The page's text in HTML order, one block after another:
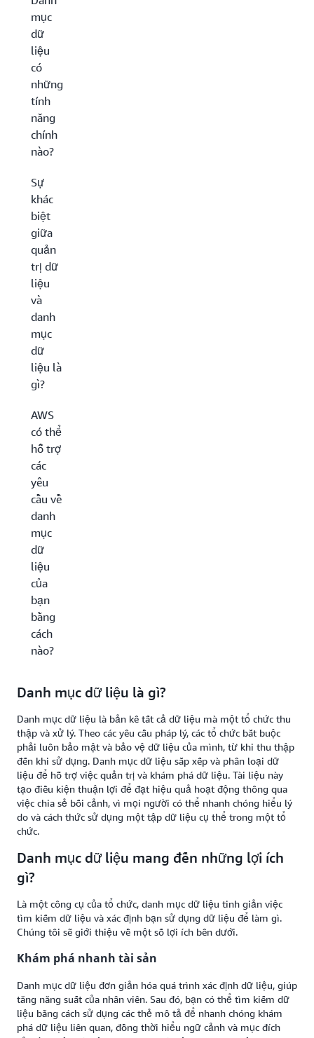
mục
dữ
liệu
có
những
tính
năng
chính
nào?
Sự
khác
biệt
giữa
quản
trị dữ
liệu
và
danh
mục
dữ
liệu là
gì?
AWS
có thể
hỗ trợ
các
yêu
cầu về
danh
mục
dữ
liệu
của
bạn
bằng
cách
nào?
Danh mục dữ liệu là gì?
Danh mục dữ liệu là bản kê tất cả dữ liệu mà một tổ chức thu
thập và xử lý. Theo các yêu cầu pháp lý, các tổ chức bắt buộc
phải luôn bảo mật và bảo vệ dữ liệu của mình, từ khi thu thập
đến khi sử dụng. Danh mục dữ liệu sắp xếp và phân loại dữ
liệu để hỗ trợ việc quản trị và khám phá dữ liệu. Tài liệu này
tạo điều kiện thuận lợi để đạt hiệu quả hoạt động thông qua
việc chia sẻ bối cảnh, vì mọi người có thể nhanh chóng hiểu lý
do và cách thức sử dụng một tập dữ liệu cụ thể trong một tổ
chức.
Danh mục dữ liệu mang đến những lợi ích
gì?
Là một công cụ của tổ chức, danh mục dữ liệu tinh giản việc
tìm kiếm dữ liệu và xác định bạn sử dụng dữ liệu để làm gì.
Chúng tôi sẽ giới thiệu về một số lợi ích bên dưới.
Khám phá nhanh tài sản
Danh mục dữ liệu đơn giản hóa quá trình xác định dữ liệu, giúp
tăng năng suất của nhân viên. Sau đó, bạn có thể tìm kiếm dữ
liệu bằng cách sử dụng các thẻ mô tả để nhanh chóng khám
phá dữ liệu liên quan, đồng thời hiểu ngữ cảnh và mục đích